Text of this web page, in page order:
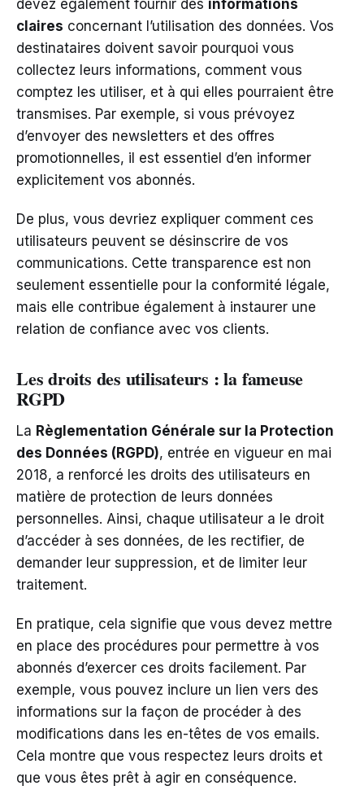
devez également fournir des informations
claires concernant l’utilisation des données. Vos
destinataires doivent savoir pourquoi vous
collectez leurs informations, comment vous
comptez les utiliser, et à qui elles pourraient être
transmises. Par exemple, si vous prévoyez
d’envoyer des newsletters et des offres
promotionnelles, il est essentiel d’en informer
explicitement vos abonnés.
De plus, vous devriez expliquer comment ces
utilisateurs peuvent se désinscrire de vos
communications. Cette transparence est non
seulement essentielle pour la conformité légale,
mais elle contribue également à instaurer une
relation de confiance avec vos clients.
Les droits des utilisateurs : la fameuse
RGPD
La Règlementation Générale sur la Protection
des Données (RGPD), entrée en vigueur en mai
2018, a renforcé les droits des utilisateurs en
matière de protection de leurs données
personnelles. Ainsi, chaque utilisateur a le droit
d’accéder à ses données, de les rectifier, de
demander leur suppression, et de limiter leur
traitement.
En pratique, cela signifie que vous devez mettre
en place des procédures pour permettre à vos
abonnés d’exercer ces droits facilement. Par
exemple, vous pouvez inclure un lien vers des
informations sur la façon de procéder à des
modifications dans les en-têtes de vos emails.
Cela montre que vous respectez leurs droits et
que vous êtes prêt à agir en conséquence.